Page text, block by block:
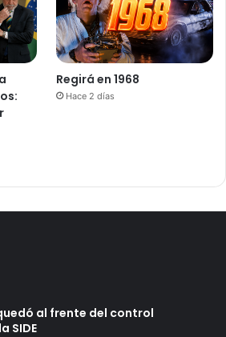
Regirá en 1968
Hace 2 días
al frente del control
SIDE